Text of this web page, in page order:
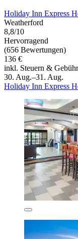
Holiday Inn Express
Weatherford
8,8/10
Hervorragend
(656 Bewertungen)
136 €
inkl. Steuern &
30. Aug.–31. Aug.
Holiday Inn Express